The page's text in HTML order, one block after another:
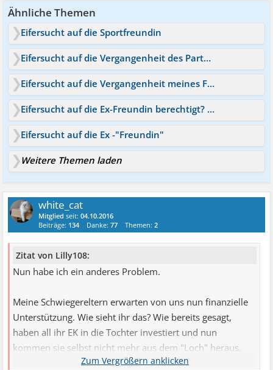
Wie sieht ihr das? Ist das bei euch aus so?
Ähnliche Themen
Eifersucht auf die Sportfreundin
Eifersucht auf die Vergangenheit des Partners
Eifersucht auf die Vergangenheit meines Freunds
Eifersucht auf die Ex-Freundin berechtigt? Hilfe!
Eifersucht auf die Ex -"Freundin"
Weitere Themen laden
white_cat
Mitglied seit:04.10.2016
Beiträge: 134 Danke:77 Themen:2
Zitat von Lilly108:
Nun habe ich ein anderes Problem.
Meine Schwiegereltern erwarten von uns nun finanzielle
Unterstützung. Wie sieht ihr das? Wie bereits gesagt,
haben all ihr EK in die Tochter investiert und nun
kommen sie selbst nicht mehr aus dem "Loch" heraus.
Wir reden hier von einem monatlichen Betrag in einer